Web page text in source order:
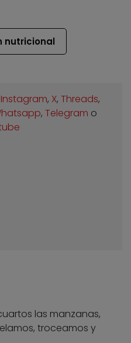
nutricional
Instagram, X, Threads,
, Telegram o
las manzanas,
troceamos y